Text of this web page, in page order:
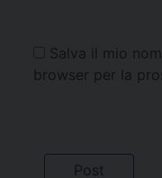
Salva il mio
browser per la